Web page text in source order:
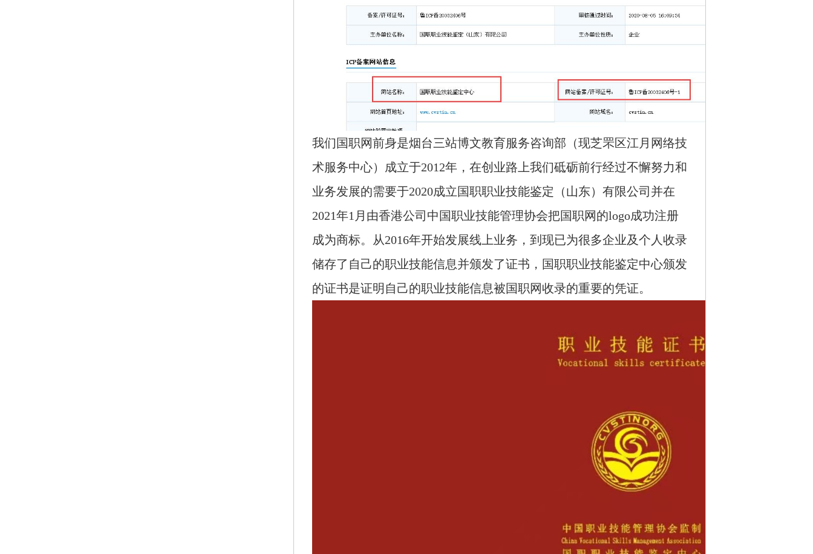
我们国职网前身是烟台三站博文教育服务咨询部（现芝罘区江月网络技
术服务中心）成立于2012年，在创业路上我们砥砺前行经过不懈努力和
业务发展的需要于2020成立国职职业技能鉴定（山东）有限公司并在
2021年1月由香港公司中国职业技能管理协会把国职网的logo成功注册
成为商标。从2016年开始发展线上业务，到现已为很多企业及个人收录
储存了自己的职业技能信息并颁发了证书，国职职业技能鉴定中心颁发
的证书是证明自己的职业技能信息被国职网收录的重要的凭证。